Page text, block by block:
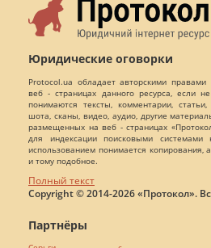
Юридические оговорки
Protocol.ua обладает авторскими
веб - страницах данного ресурса, если
понимаются тексты, комментарии,
шота, сканы, видео, аудио, другие
размещенных на веб - страницах
для индексации поисковыми
использованием понимается копирования,
и тому подобное.
Полный текст
Copyright © 2014-2026 «Протокол».
Партнёры